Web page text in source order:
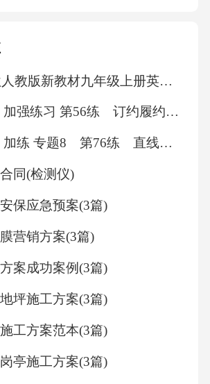
看劳动”的本质进行深度透视和
实际行动推动其异化劳动样态
现劳动“休闲化”。（摘编自左路
》）1．下列对“观看劳动”的理
是（）A．“观看劳动”是用户主
化工作，其劳动成果由用户个
看劳动”具有生产与消费融合的
一了劳动与休闲，但本质上仍
蔽控制。D．“观看劳动”使用户
等行为直接获得经济报酬，实
．下列对原文相关内容的分析和
一项是（）A．“观看劳动”将休
2026年秋人教版新教材九年级上册英语Unit 1 The Changing World 单元测试卷（含答案）
高中政治 加强练习 第56练 订约履约与违约责任
高中数学 加练 专题8 第76练 直线与圆锥曲线的位置关系
同(检测仪)
保应急预案(3篇)
营销方案(3篇)
案成功案例(3篇)
坪施工方案(3篇)
工方案范本(3篇)
亭施工方案(3篇)